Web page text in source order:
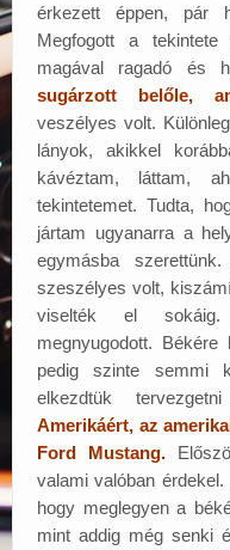
érkezett éppen, pár
Megfogott a
magával ragadó és
sugárzott belőle,
veszélyes volt.
lányok, akikkel
kávéztam, láttam,
tekintetemet. Tudta,
jártam ugyanarra a
egymásba
szeszélyes volt,
viselték el sokáig.
megnyugodott.
pedig szinte semmi
elkezdtük
Amerikáért, az
Ford Mustang.
valami valóban
hogy meglegyen a
mint addig még senki